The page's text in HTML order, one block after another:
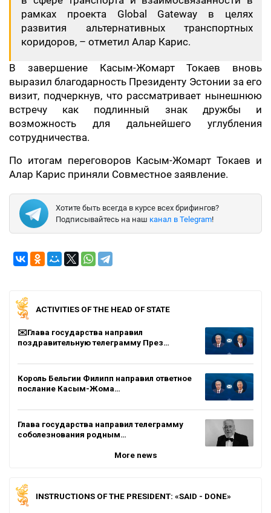
рамках проекта Global Gateway в целях
развития альтернативных транспортных
коридоров, – отметил Алар Карис.
В завершение Касым-Жомарт Токаев вновь
выразил благодарность Президенту Эстонии за его
визит, подчеркнув, что рассматривает нынешнюю
встречу как подлинный знак дружбы и
возможность для дальнейшего углубления
сотрудничества.
По итогам переговоров Касым-Жомарт Токаев и
Алар Карис приняли Совместное заявление.
Хотите быть всегда в курсе всех брифингов?
Подписывайтесь на наш канал в Telegram!
ACTIVITIES OF THE HEAD OF STATE
✉️Глава государства направил
поздравительную телеграмму През…
Король Бельгии Филипп направил ответное
послание Касым-Жома…
Глава государства направил телеграмму
соболезнования родным…
More news
INSTRUCTIONS OF THE PRESIDENT: «SAID - DONE»